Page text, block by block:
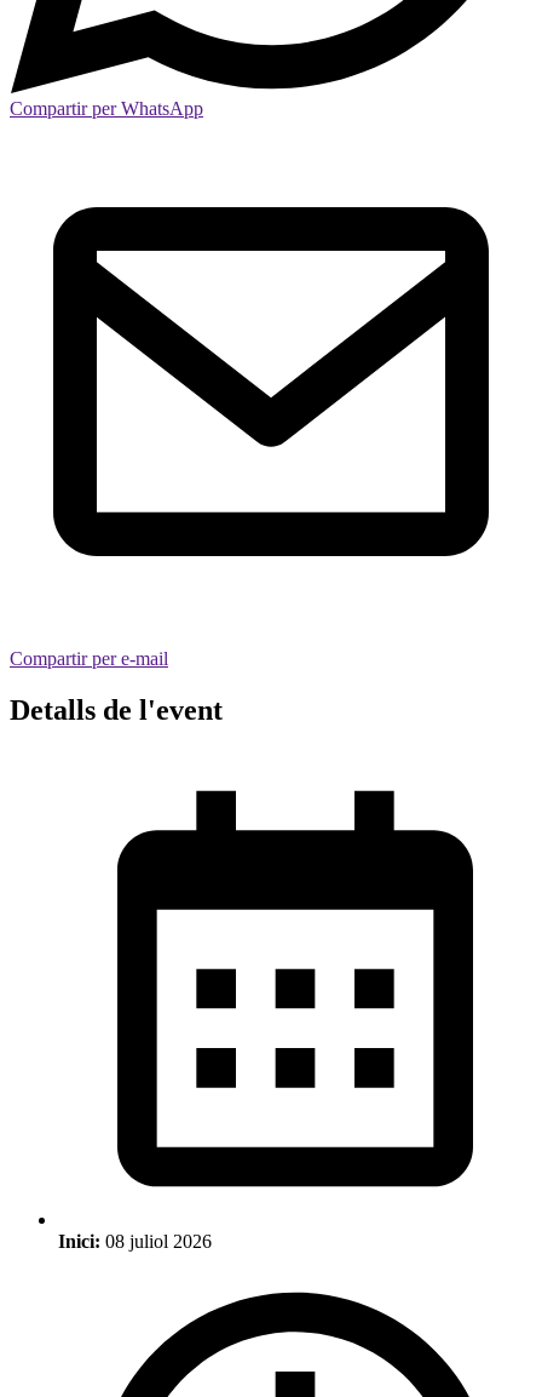
Compartir per WhatsApp
Compartir per e-mail
Detalls de l'event
Inici: 08 juliol 2026